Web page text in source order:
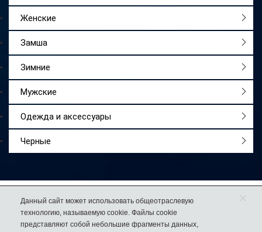
Женские
Замша
Зимние
Мужские
Одежда и аксессуары
Черные
Работаемс 2009 года
Более 50 000довольных покупателей
Данный сайт может использовать общеотраслевую
технологию, называемую cookie. Файлы cookie
представляют собой небольшие фрагменты данных,
×